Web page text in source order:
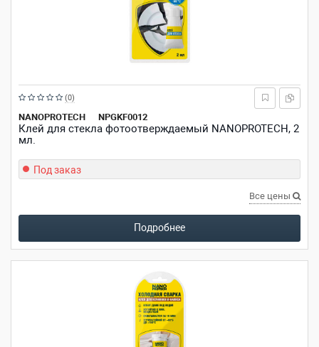
NANOPROTECH NPGKF0012
Клей для стекла фотоотверждаемый NANOPROTECH, 2
мл.
Рейтинг:
из
5
звезд
(0)
Под заказ
Все цены
Подробнее